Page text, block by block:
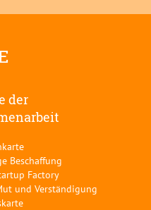
der
Beschaffung
Factory
und Verständigung